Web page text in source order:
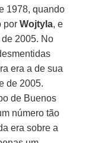
1978, quando
porWojtyla, e
2005. No
era a de sua
de 2005.
de Buenos
número tão
era sobre a